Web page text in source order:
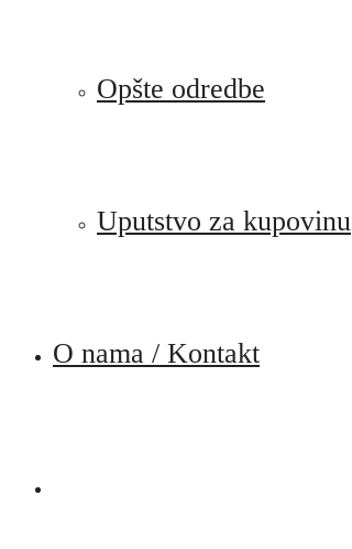
Opšte odredbe
Uputstvo za kupovinu
O nama / Kontakt